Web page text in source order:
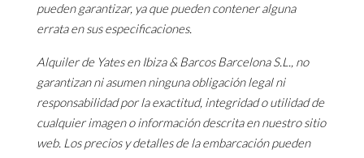
pueden garantizar, ya que pueden contener alguna
errata en sus especificaciones.
Alquiler de Yates en Ibiza & Barcos Barcelona S.L., no
garantizan ni asumen ninguna obligación legal ni
responsabilidad por la exactitud, integridad o utilidad de
cualquier imagen o información descrita en nuestro sitio
web. Los precios y detalles de la embarcación pueden